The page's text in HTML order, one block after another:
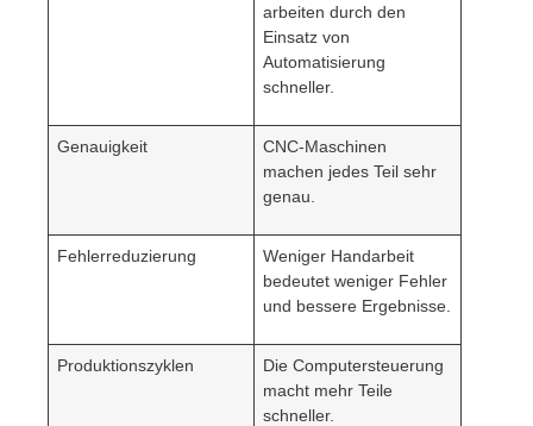
arbeiten durch den
Einsatz von
Automatisierung
schneller.
Genauigkeit
CNC-Maschinen
machen jedes Teil sehr
genau.
Fehlerreduzierung
Weniger Handarbeit
bedeutet weniger Fehler
und bessere Ergebnisse.
Produktionszyklen
Die Computersteuerung
macht mehr Teile
schneller.